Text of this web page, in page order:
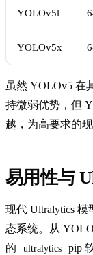
YOLOv5l
YOLOv5x
虽然 YOLOv5 在
持微弱优势，但
越，为高要求的
易用性与
现代 Ultralytics
态系统。从
的
ultralytics pip